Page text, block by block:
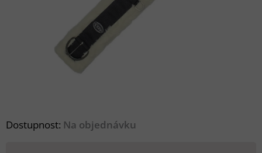
Dostupnost: Na objednávku